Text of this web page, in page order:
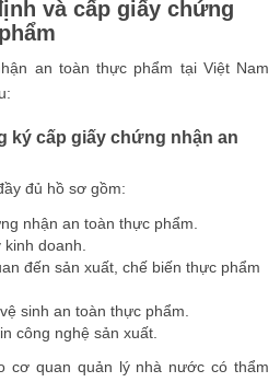
và cấp giấy chứng
an toàn thực phẩm tại Việt Nam
ký cấp giấy chứng nhận an
đủ hồ sơ gồm:
nhận an toàn thực phẩm.
doanh.
đến sản xuất, chế biến thực phẩm
sinh an toàn thực phẩm.
công nghệ sản xuất.
cơ quan quản lý nhà nước có thẩm